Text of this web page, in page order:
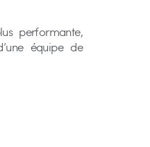
performante,
équipe de